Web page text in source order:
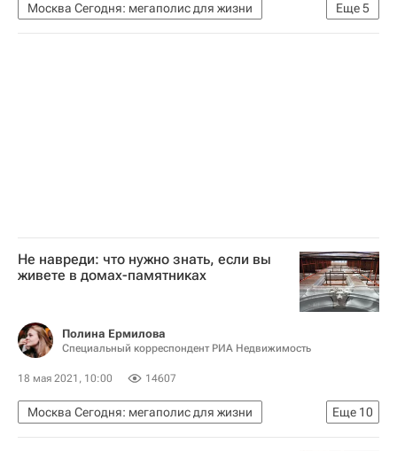
Еще5
Москва Сегодня: мегаполис для жизни
Москва
Городское хозяйство Москвы
Не навреди: что нужно знать, если вы
живете в домах-памятниках
Полина Ермилова
Специальный корреспондент РИА Недвижимость
18 мая 2021, 10:00 14607
Еще 10
Москва Сегодня: мегаполис для жизни
Жилье
Городское хозяйство Москвы